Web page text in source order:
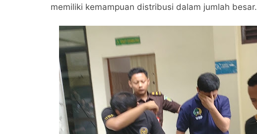
memiliki kemampuan distribusi dalam jumlah besar.